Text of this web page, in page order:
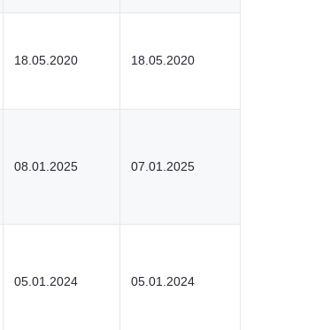
18.05.2020 18.05.2020
08.01.2025 07.01.2025
05.01.2024 05.01.2024